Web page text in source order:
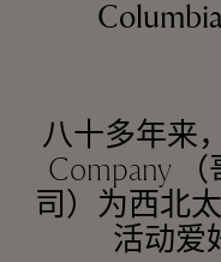
八十多年来
Company
司）为西北
活动爱